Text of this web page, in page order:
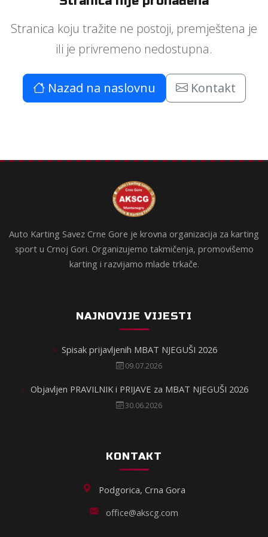
Stranica koju tražite ne postoji, premještena je
ili je privremeno nedostupna.
Nazad na naslovnu Kontakt
Auto Karting Savez Crne Gore je krovna organizacija za karting
sport u Crnoj Gori. Organizujemo takmičenja, promovišemo
karting i razvijamo mlade trkače.
NAJNOVIJE VIJESTI
Spisak prijavljenih MBAT NJEGUŠI 2026
09.07.2026
Objavljen PRAVILNIK i PRIJAVE za MBAT NJEGUŠI 2026
30.06.2026
KONTAKT
Podgorica, Crna Gora
office@akscg.com